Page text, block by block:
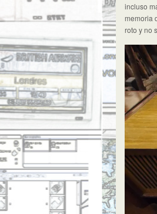
incluso
memoria
roto y no